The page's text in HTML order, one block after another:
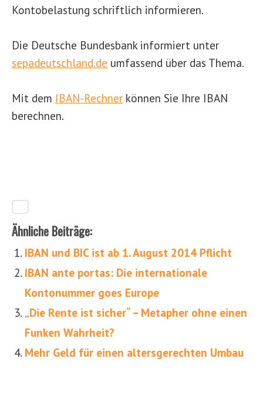
Kontobelastung schriftlich informieren.
Die Deutsche Bundesbank informiert unter
sepadeutschland.de umfassend über das Thema.
Mit dem IBAN-Rechner können Sie Ihre IBAN
berechnen.
Ähnliche Beiträge:
IBAN und BIC ist ab 1. August 2014 Pflicht
IBAN ante portas: Die internationale
Kontonummer goes Europe
„Die Rente ist sicher“ – Metapher ohne einen
Funken Wahrheit?
Mehr Geld für einen altersgerechten Umbau